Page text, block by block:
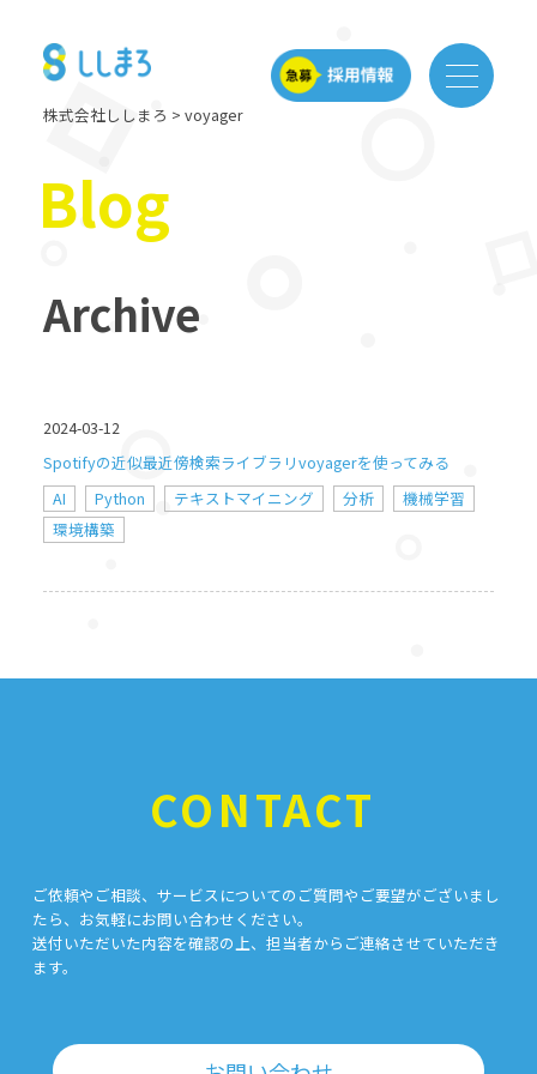
株式会社ししまろ > voyager
Blog
Archive
2024-03-12
Spotifyの近似最近傍検索ライブラリvoyagerを使ってみる
AI
Python テキストマイニング 分析
機械学習
環境構築
CONTACT
ご依頼やご相談、サービスについてのご質問やご要望がございまし
たら、お気軽にお問い合わせください。
送付いただいた内容を確認の上、担当者からご連絡させていただき
ます。